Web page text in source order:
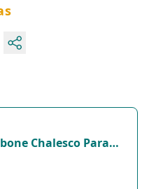
Chalesco Para
- 1 Unidade -